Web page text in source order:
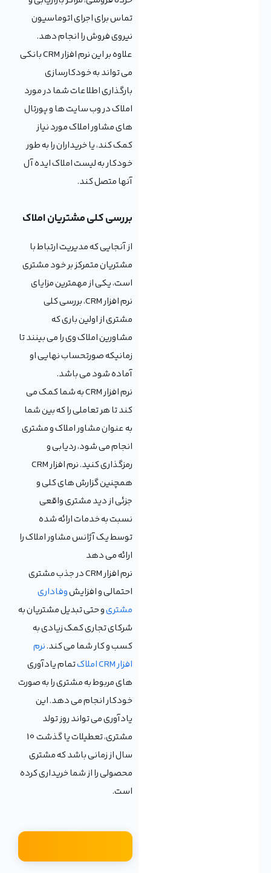
تماس برای اجرای اتوماسیون
نیروی فروش را انجام دهد.
علاوه بر این نرم افزار CRM بانکی
می تواند به خودکارسازی
بارگذاری اطلاعات شما در مورد
املاک در وب سایت ها و پورتال
های مشاور املاک مورد نیاز
کمک کند، یا خریداران را به طور
خودکار به لیست املاک ایده آل
آنها متصل کند.
بررسی کلی مشتریان املاک
از آنجایی که مدیریت ارتباط با
مشتریان متمرکز بر خود مشتری
است، یکی از مهمترین مزایای
نرم افزار CRM، بررسی کلی
مشتری از اولین باری که
مشاورین املاک وی را می بینند تا
زمانیکه صورتحساب نهایی او
آماده شود می باشد.
نرم افزار CRM به شما کمک می
کند تا هر تعاملی را که بین شما
به عنوان مشاور املاک و مشتری
انجام می شود، ردیابی و
رمزگذاری کنید. نرم افزار CRM
همچنین گزارش های کلی و
جزئی از دید مشتری واقعی
نسبت به خدمات ارائه شده
توسط یک آژانس مشاور املاک را
ارائه می دهد
نرم افزار CRM در جذب مشتری
احتمالی و افزایشوفاداری
مشتریو حتی تبدیل مشتریان به
شرکای تجاری کمک زیادی به
کسب و کار شما می کند.نرم
افزار CRM املاک
تمام یادآوری
های مربوط به مشتری را به صورت
خودکار انجام می دهد. این
یادآوری می تواند روز تولد
مشتری، تعطیلات یا گذشت 10
سال از زمانی باشد که مشتری
محصولی را از شما خریداری کرده
است.